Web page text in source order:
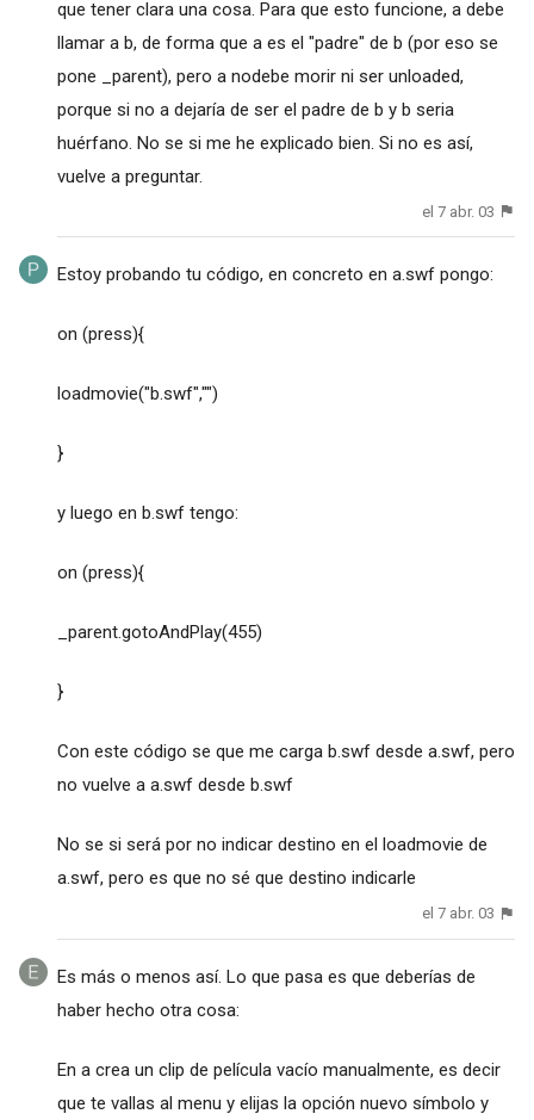
que tener clara una cosa. Para que esto funcione, a debe
llamar a b, de forma que a es el "padre" de b (por eso se
pone _parent), pero a nodebe morir ni ser unloaded,
porque si no a dejaría de ser el padre de b y b seria
huérfano. No se si me he explicado bien. Si no es así,
vuelve a preguntar.
el 7 abr. 03
Estoy probando tu código, en concreto en a.swf pongo:
on (press){
loadmovie("b.swf","")
}
y luego en b.swf tengo:
on (press){
_parent.gotoAndPlay(455)
}
Con este código se que me carga b.swf desde a.swf, pero
no vuelve a a.swf desde b.swf
No se si será por no indicar destino en el loadmovie de
a.swf, pero es que no sé que destino indicarle
el 7 abr. 03
Es más o menos así. Lo que pasa es que deberías de
haber hecho otra cosa:
En a crea un clip de película vacío manualmente, es decir
que te vallas al menu y elijas la opción nuevo símbolo y